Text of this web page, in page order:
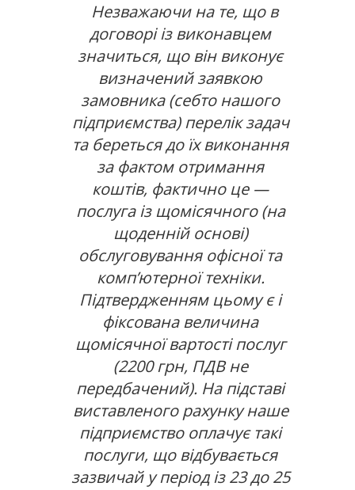
Незважаючи на те, що в
договорі із виконавцем
значиться, що він виконує
визначений заявкою
замовника (себто нашого
підприємства) перелік задач
та береться до їх виконання
за фактом отримання
коштів, фактично це —
послуга із щомісячного (на
щоденній основі)
обслуговування офісної та
комп’ютерної техніки.
Підтвердженням цьому є і
фіксована величина
щомісячної вартості послуг
(2200 грн, ПДВ не
передбачений). На підставі
виставленого рахунку наше
підприємство оплачує такі
послуги, що відбувається
зазвичай у період із 23 до 25